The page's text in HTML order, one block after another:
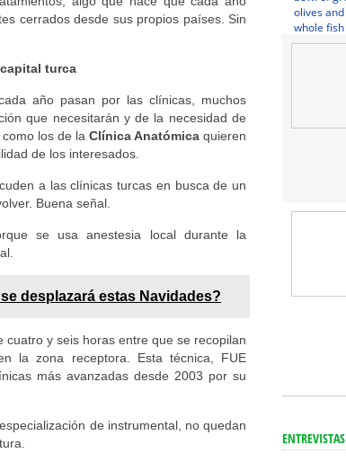
cerrados desde sus propios países. Sin
turca
año pasan por las clínicas, muchos
que necesitarán y de la necesidad de
los de la Clínica Anatómica quieren
de los interesados.
a las clínicas turcas en busca de un
Buena señal.
se usa anestesia local durante la
desplazará estas Navidades?
cuatro y seis horas entre que se recopilan
la zona receptora. Esta técnica, FUE
más avanzadas desde 2003 por su
de instrumental, no quedan
ENTREVISTAS